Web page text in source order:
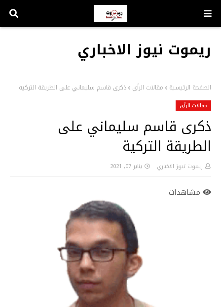
ريموت نيوز الاخباري
الصفحة الرئيسية مقالات الرأي ذكرى قاسم سليماني على الطريقة التركية
مقالات الرأي
ذكرى قاسم سليماني على
الطريقة التركية
ريموت نيوز الاخباري يناير 07, 2021
مشاهدات